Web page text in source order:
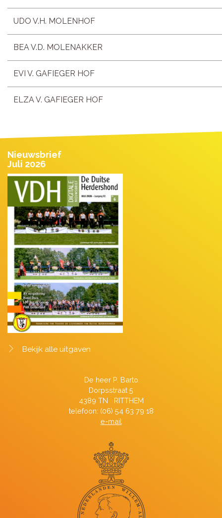
UDO V.H. MOLENHOF
BEA V.D. MOLENAKKER
EVI V. GAFIEGER HOF
ELZA V. GAFIEGER HOF
Nieuwsbrief
Juli 2026
Bekijk alle uitgaven
De heer P. Barto
Dorpsstraat 5
4389 TN RITTHEM
telefoon: (06) 54 63 79 18
e-mail